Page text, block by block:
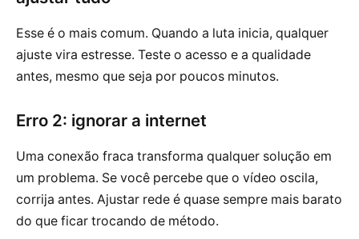
Esse é o mais comum. Quando a luta inicia, qualquer
ajuste vira estresse. Teste o acesso e a qualidade
antes, mesmo que seja por poucos minutos.
Erro 2: ignorar a internet
Uma conexão fraca transforma qualquer solução em
um problema. Se você percebe que o vídeo oscila,
corrija antes. Ajustar rede é quase sempre mais barato
do que ficar trocando de método.